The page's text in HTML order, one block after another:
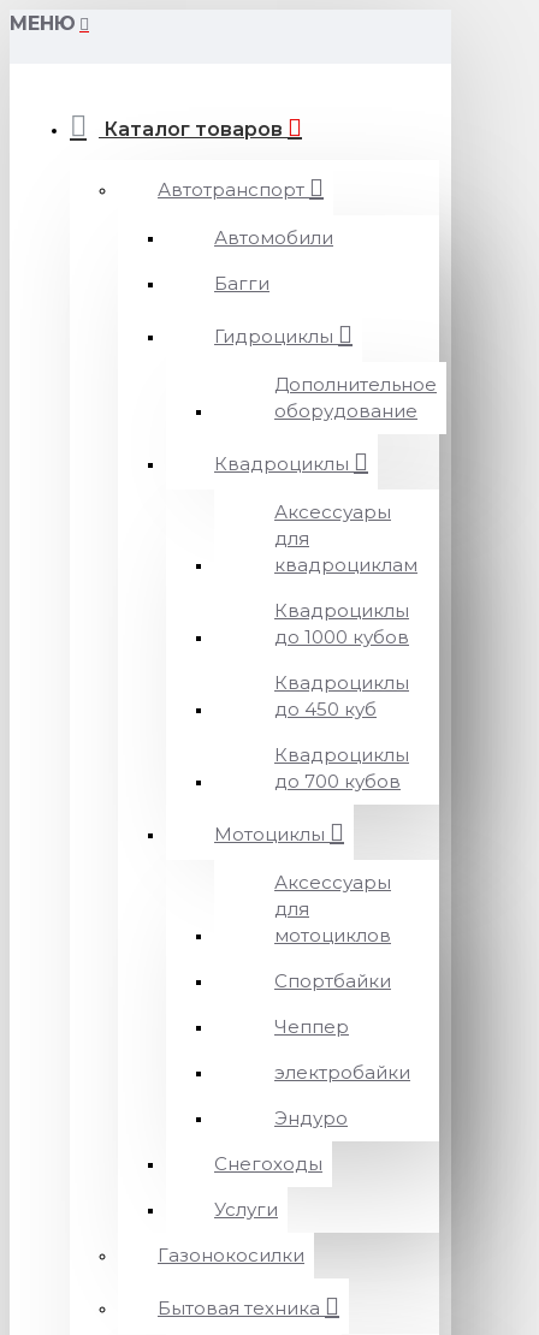
МЕНЮ
Каталог товаров
Автотранспорт
Автомобили
Багги
Гидроциклы
Дополнительное
оборудование
Квадроциклы
Аксессуары
для
квадроциклам
Квадроциклы
до 1000 кубов
Квадроциклы
до 450 куб
Квадроциклы
до 700 кубов
Мотоциклы
Аксессуары
для
мотоциклов
Спортбайки
Чеппер
электробайки
Эндуро
Снегоходы
Услуги
Газонокосилки
Бытовая техника